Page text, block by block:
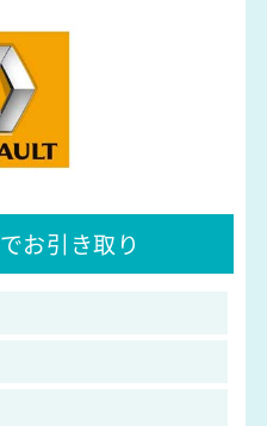
でお引き取り